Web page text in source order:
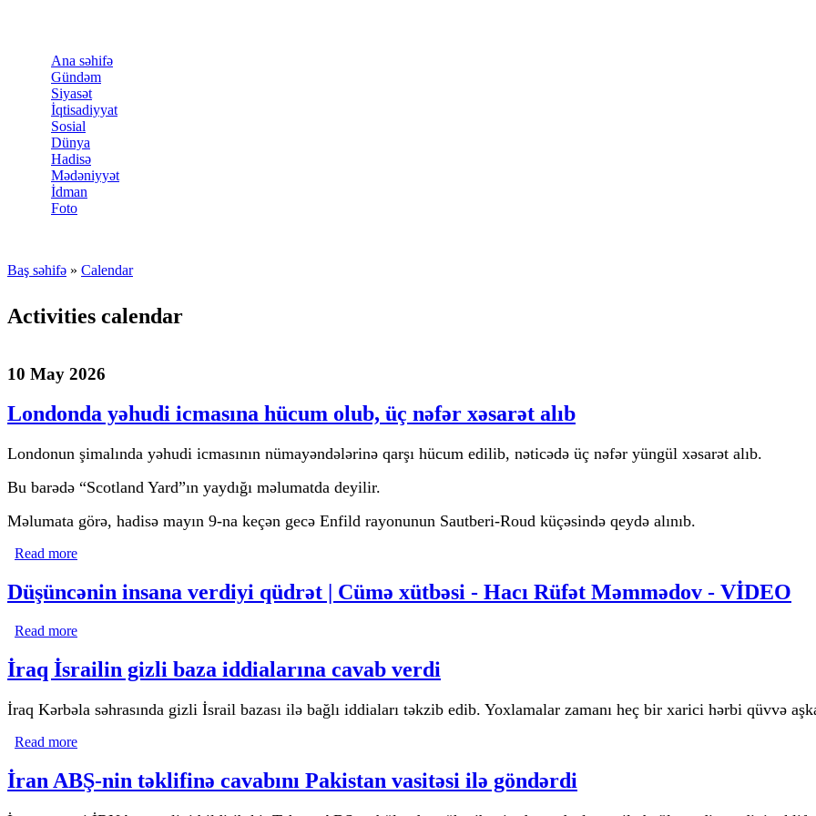
Ana səhifə
Gündəm
Siyasət
İqtisadiyyat
Sosial
Dünya
Hadisə
Mədəniyyət
İdman
Foto
Baş səhifə » Calendar
Activities calendar
10 May 2026
Londonda yəhudi icmasına hücum olub, üç nəfər xəsarət alıb
Londonun şimalında yəhudi icmasının nümayəndələrinə qarşı hücum edilib, nəticədə üç nəfər yüngül xəsarət alıb.
Bu barədə “Scotland Yard”ın yaydığı məlumatda deyilir.
Məlumata görə, hadisə mayın 9-na keçən gecə Enfild rayonunun Sautberi-Roud küçəsində qeydə alınıb.
Read more
Düşüncənin insana verdiyi qüdrət | Cümə xütbəsi - Hacı Rüfət Məmmədov - VİDEO
Read more
İraq İsrailin gizli baza iddialarına cavab verdi
İraq Kərbəla səhrasında gizli İsrail bazası ilə bağlı iddiaları təkzib edib. Yoxlamalar zamanı heç bir xarici hərbi qüvvə
Read more
İran ABŞ-nin təklifinə cavabını Pakistan vasitəsi ilə göndərdi